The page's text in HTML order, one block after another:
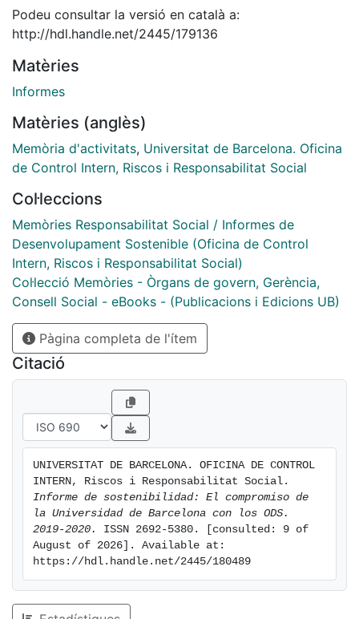
Podeu consultar la versió en català a:
http://hdl.handle.net/2445/179136
Matèries
Informes
Matèries (anglès)
Memòria d'activitats, Universitat de Barcelona. Oficina
de Control Intern, Riscos i Responsabilitat Social
Col·leccions
Memòries Responsabilitat Social / Informes de
Desenvolupament Sostenible (Oficina de Control
Intern, Riscos i Responsabilitat Social)
Col·lecció Memòries - Òrgans de govern, Gerència,
Consell Social - eBooks - (Publicacions i Edicions UB)
Pàgina completa de l'ítem
Citació
UNIVERSITAT DE BARCELONA. OFICINA DE CONTROL
Informe de sostenibilidad: El compromiso de
la Universidad de Barcelona con los ODS.
2019-2020.
ISSN 2692-5380. [consulted: 9 of
August of 2026]. Available at:
https://hdl.handle.net/2445/180489